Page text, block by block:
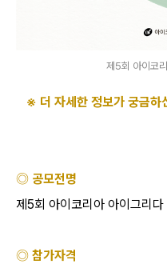
제5회 아이코
※ 더 자세한 정보가 궁금하
◎ 공모전명
제5회 아이코리아 아이그리다
◎ 참가자격